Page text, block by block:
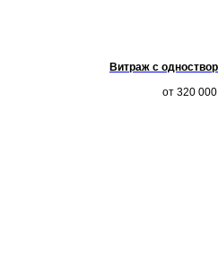
Витраж с
от 320 000